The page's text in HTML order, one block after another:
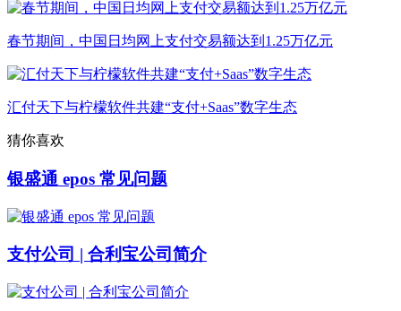
春节期间，中国日均网上支付交易额达到1.25万亿元
汇付天下与柠檬软件共建“支付+Saas”数字生态
猜你喜欢
银盛通 epos 常见问题
支付公司 | 合利宝公司简介